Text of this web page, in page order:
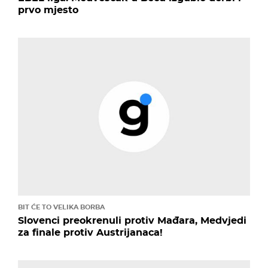
prvo mjesto
BIT ĆE TO VELIKA BORBA
Slovenci preokrenuli protiv Mađara, Medvjedi
za finale protiv Austrijanaca!